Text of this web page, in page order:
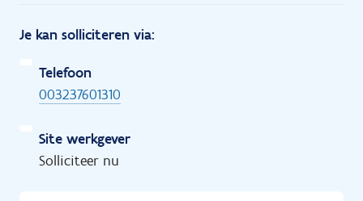
Je kan solliciteren via:
Telefoon
003237601310
Site werkgever
Solliciteer nu